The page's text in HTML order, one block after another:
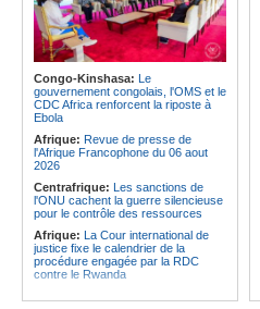
Afrique:Ligue des Champions de la
CAF - L'Espérance exemptée au
premier tour, le Club Africain hérite
du Djoliba AC
Afrique:Un consortium européen
développe un modèle de production
novateur pour les ingrédients
pharmaceutiques actifs, une
Afrique:Épidémie d'Ebola - Le
gouvernement renforce la riposte
CDC
Congo-Kinshasa: Le
gouvernement congolais, l'OMS et le
CDC Africa renforcent la riposte à
Ebola
Afrique: Revue de presse de
l'Afrique Francophone du 06 aout
2026
Centrafrique: Les sanctions de
l'ONU cachent la guerre silencieuse
pour le contrôle des ressources
Afrique: La Cour international de
justice fixe le calendrier de la
procédure engagée par la RDC
contre le Rwanda